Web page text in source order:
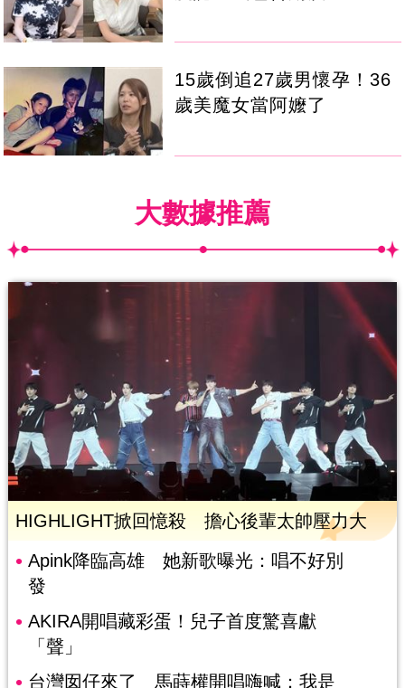
15歲倒追27歲男懷孕！36
歲美魔女當阿嬤了
大數據推薦
HIGHLIGHT掀回憶殺 擔心後輩太帥壓力大
Apink降臨高雄 她新歌曝光：唱不好別
發
AKIRA開唱藏彩蛋！兒子首度驚喜獻
「聲」
台灣囡仔來了 馬蒔權開唱嗨喊：我是